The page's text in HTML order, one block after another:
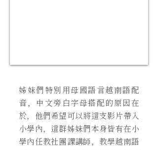
姊妹們特別用母國語言越南語配
音，中文旁白字母搭配的原因在
於，他們希望可以將這支影片帶入
小學內，這群姊妹們本身皆有在小
學內任教社團課講師，教學越南語